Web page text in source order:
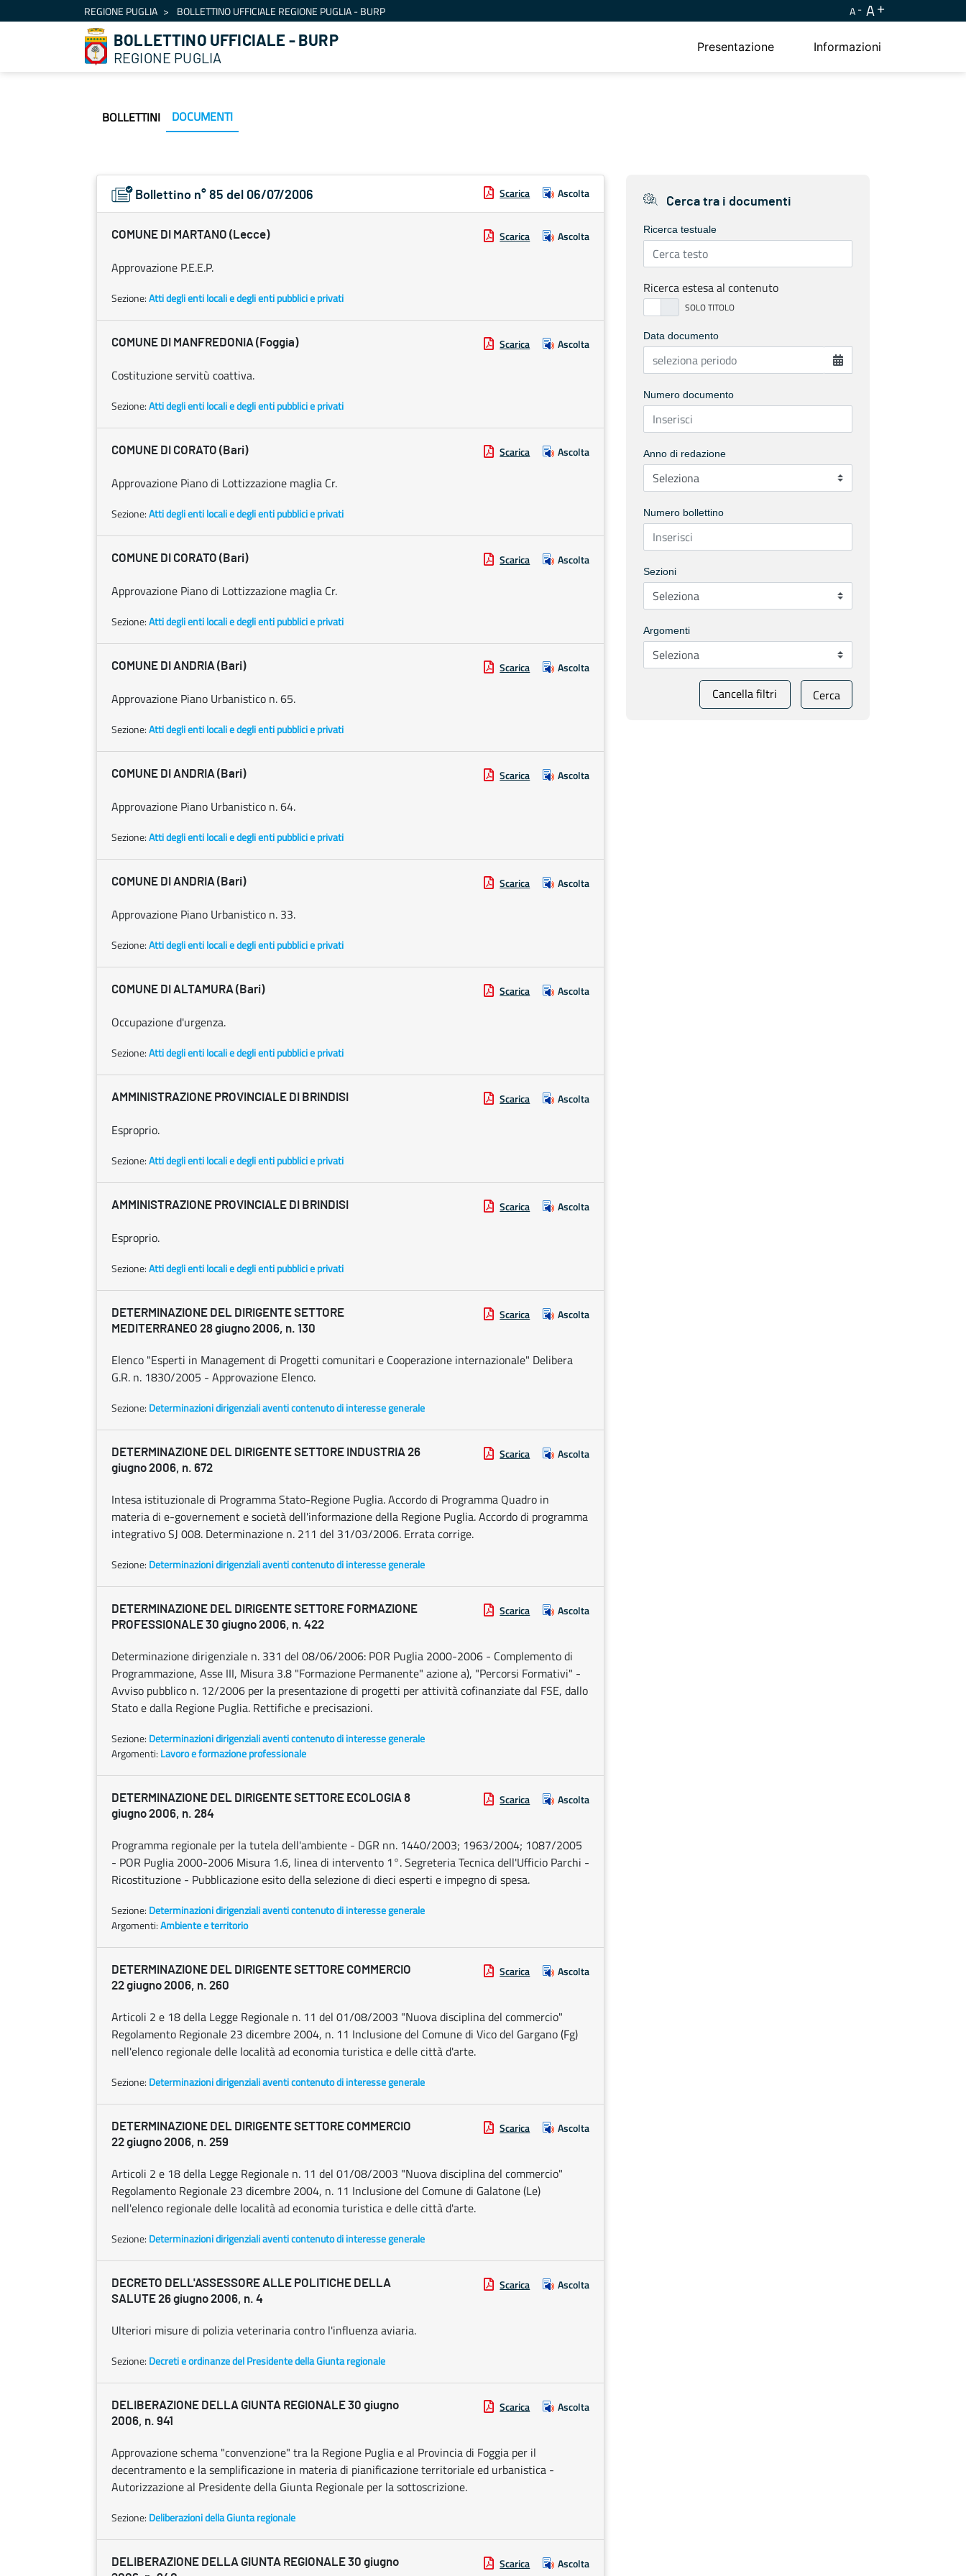
Salta al contenutoREGIONE PUGLIA BOLLETTINO UFFICIALE REGIONE PUGLIA - BURP A A
BOLLETTINO UFFICIALE - BURP
REGIONE PUGLIA
Presentazione Informazioni
BOLLETTINI DOCUMENTI
Bollettino n° 85 del 06/07/2006 Scarica Ascolta
COMUNE DI MARTANO (Lecce) Scarica Ascolta
Approvazione P.E.E.P.
Sezione:Atti degli enti locali e degli enti pubblici e privati
COMUNE DI MANFREDONIA (Foggia) Scarica Ascolta
Costituzione servitù coattiva.
Sezione:Atti degli enti locali e degli enti pubblici e privati
COMUNE DI CORATO (Bari) Scarica Ascolta
Approvazione Piano di Lottizzazione maglia Cr.
Sezione:Atti degli enti locali e degli enti pubblici e privati
COMUNE DI CORATO (Bari) Scarica Ascolta
Approvazione Piano di Lottizzazione maglia Cr.
Sezione:Atti degli enti locali e degli enti pubblici e privati
COMUNE DI ANDRIA (Bari) Scarica Ascolta
Approvazione Piano Urbanistico n. 65.
Sezione:Atti degli enti locali e degli enti pubblici e privati
COMUNE DI ANDRIA (Bari) Scarica Ascolta
Approvazione Piano Urbanistico n. 64.
Sezione:Atti degli enti locali e degli enti pubblici e privati
COMUNE DI ANDRIA (Bari) Scarica Ascolta
Approvazione Piano Urbanistico n. 33.
Sezione:Atti degli enti locali e degli enti pubblici e privati
COMUNE DI ALTAMURA (Bari) Scarica Ascolta
Occupazione d'urgenza.
Sezione:Atti degli enti locali e degli enti pubblici e privati
AMMINISTRAZIONE PROVINCIALE DI BRINDISI Scarica Ascolta
Esproprio.
Sezione:Atti degli enti locali e degli enti pubblici e privati
AMMINISTRAZIONE PROVINCIALE DI BRINDISI Scarica Ascolta
Esproprio.
Sezione:Atti degli enti locali e degli enti pubblici e privati
DETERMINAZIONE DEL DIRIGENTE SETTORE
MEDITERRANEO 28 giugno 2006, n. 130
Scarica Ascolta
Elenco "Esperti in Management di Progetti comunitari e Cooperazione internazionale" Delibera
G.R. n. 1830/2005 - Approvazione Elenco.
Sezione: Determinazioni dirigenziali aventi contenuto di interesse generale
DETERMINAZIONE DEL DIRIGENTE SETTORE INDUSTRIA 26
giugno 2006, n. 672
Scarica Ascolta
Intesa istituzionale di Programma Stato-Regione Puglia. Accordo di Programma Quadro in
materia di e-governement e società dell'informazione della Regione Puglia. Accordo di programma
integrativo SJ 008. Determinazione n. 211 del 31/03/2006. Errata corrige.
Sezione: Determinazioni dirigenziali aventi contenuto di interesse generale
DETERMINAZIONE DEL DIRIGENTE SETTORE FORMAZIONE
PROFESSIONALE 30 giugno 2006, n. 422
Scarica Ascolta
Determinazione dirigenziale n. 331 del 08/06/2006: POR Puglia 2000-2006 - Complemento di
Programmazione, Asse III, Misura 3.8 "Formazione Permanente" azione a), "Percorsi Formativi" -
Avviso pubblico n. 12/2006 per la presentazione di progetti per attività cofinanziate dal FSE, dallo
Stato e dalla Regione Puglia. Rettifiche e precisazioni.
Sezione: Determinazioni dirigenziali aventi contenuto di interesse generale
Argomenti: Lavoro e formazione professionale
DETERMINAZIONE DEL DIRIGENTE SETTORE ECOLOGIA 8
giugno 2006, n. 284
Scarica Ascolta
Programma regionale per la tutela dell'ambiente - DGR nn. 1440/2003; 1963/2004; 1087/2005
- POR Puglia 2000-2006 Misura 1.6, linea di intervento 1°. Segreteria Tecnica dell'Ufficio Parchi -
Ricostituzione - Pubblicazione esito della selezione di dieci esperti e impegno di spesa.
Sezione: Determinazioni dirigenziali aventi contenuto di interesse generale
Argomenti:Ambiente e territorio
DETERMINAZIONE DEL DIRIGENTE SETTORE COMMERCIO
22 giugno 2006, n. 260
Scarica Ascolta
Articoli 2 e 18 della Legge Regionale n. 11 del 01/08/2003 "Nuova disciplina del commercio"
Regolamento Regionale 23 dicembre 2004, n. 11 Inclusione del Comune di Vico del Gargano (Fg)
nell'elenco regionale delle località ad economia turistica e delle città d'arte.
Sezione: Determinazioni dirigenziali aventi contenuto di interesse generale
DETERMINAZIONE DEL DIRIGENTE SETTORE COMMERCIO
22 giugno 2006, n. 259
Scarica Ascolta
Articoli 2 e 18 della Legge Regionale n. 11 del 01/08/2003 "Nuova disciplina del commercio"
Regolamento Regionale 23 dicembre 2004, n. 11 Inclusione del Comune di Galatone (Le)
nell'elenco regionale delle località ad economia turistica e delle città d'arte.
Sezione: Determinazioni dirigenziali aventi contenuto di interesse generale
DECRETO DELL'ASSESSORE ALLE POLITICHE DELLA
SALUTE 26 giugno 2006, n. 4
Scarica Ascolta
Ulteriori misure di polizia veterinaria contro l'influenza aviaria.
Sezione: Decreti e ordinanze del Presidente della Giunta regionale
DELIBERAZIONE DELLA GIUNTA REGIONALE 30 giugno
2006, n. 941
Scarica Ascolta
Approvazione schema "convenzione" tra la Regione Puglia e al Provincia di Foggia per il
decentramento e la semplificazione in materia di pianificazione territoriale ed urbanistica -
Autorizzazione al Presidente della Giunta Regionale per la sottoscrizione.
Sezione: Deliberazioni della Giunta regionale
DELIBERAZIONE DELLA GIUNTA REGIONALE 30 giugno
Scarica Ascolta
Cerca tra i documenti
Ricerca testuale
Ricerca estesa al contenuto
Data documento
Numero documento
Anno di redazione
Numero bollettino
Sezioni
Argomenti
Cancella filtri Cerca